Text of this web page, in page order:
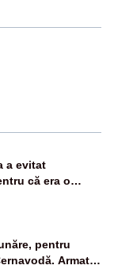
a evitat
că era o
fondurile de
pentru
Armata